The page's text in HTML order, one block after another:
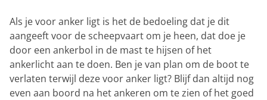
Als je voor anker ligt is het de bedoeling dat je dit
aangeeft voor de scheepvaart om je heen, dat doe je
door een ankerbol in de mast te hijsen of het
ankerlicht aan te doen. Ben je van plan om de boot te
verlaten terwijl deze voor anker ligt? Blijf dan altijd nog
even aan boord na het ankeren om te zien of het goed